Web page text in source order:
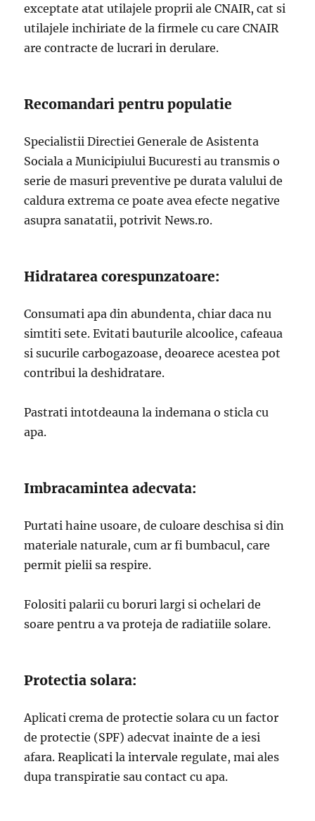
exceptate atat utilajele proprii ale CNAIR, cat si
utilajele inchiriate de la firmele cu care CNAIR
are contracte de lucrari in derulare.
Recomandari pentru populatie
Specialistii Directiei Generale de Asistenta
Sociala a Municipiului Bucuresti au transmis o
serie de masuri preventive pe durata valului de
caldura extrema ce poate avea efecte negative
asupra sanatatii, potrivit News.ro.
Hidratarea corespunzatoare:
Consumati apa din abundenta, chiar daca nu
simtiti sete. Evitati bauturile alcoolice, cafeaua
si sucurile carbogazoase, deoarece acestea pot
contribui la deshidratare.
Pastrati intotdeauna la indemana o sticla cu
apa.
Imbracamintea adecvata:
Purtati haine usoare, de culoare deschisa si din
materiale naturale, cum ar fi bumbacul, care
permit pielii sa respire.
Folositi palarii cu boruri largi si ochelari de
soare pentru a va proteja de radiatiile solare.
Protectia solara:
Aplicati crema de protectie solara cu un factor
de protectie (SPF) adecvat inainte de a iesi
afara. Reaplicati la intervale regulate, mai ales
dupa transpiratie sau contact cu apa.